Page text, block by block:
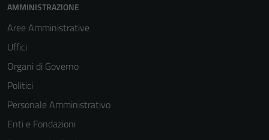
AMMINISTRAZIONE
Aree Amministrative
Uffici
Organi di Governo
Politici
Personale Amministrativo
Enti e Fondazioni